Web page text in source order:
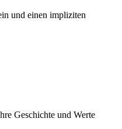
und einen impliziten
Geschichte und Werte